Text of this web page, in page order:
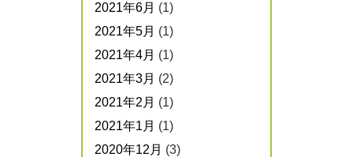
2021年6月 (1)
2021年5月 (1)
2021年4月 (1)
2021年3月 (2)
2021年2月 (1)
2021年1月 (1)
2020年12月 (3)